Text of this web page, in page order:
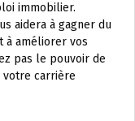
immobilier.
aidera à gagner du
à améliorer vos
pas le pouvoir de
votre carrière